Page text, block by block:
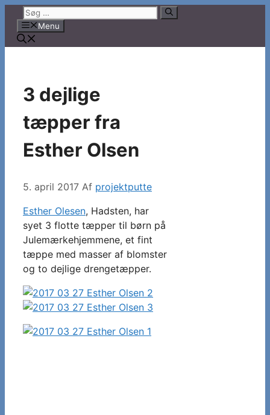
indhold
Søg
efter:Menu
3 dejlige
tæpper fra
Esther Olsen
5. april 2017 Af projektputte
Esther Olesen, Hadsten, har
syet 3 flotte tæpper til børn på
Julemærkehjemmene, et fint
tæppe med masser af blomster
og to dejlige drengetæpper.